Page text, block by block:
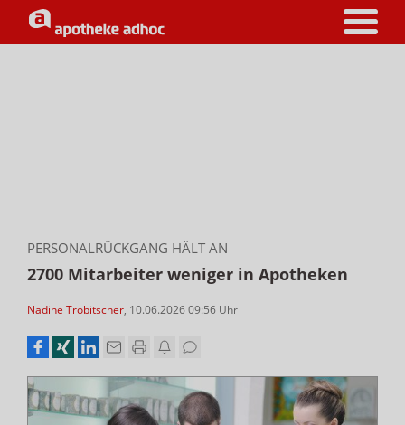
PERSONALRÜCKGANG HÄLT AN
2700 Mitarbeiter weniger in Apotheken
Nadine Tröbitscher, 10.06.2026 09:56 Uhr